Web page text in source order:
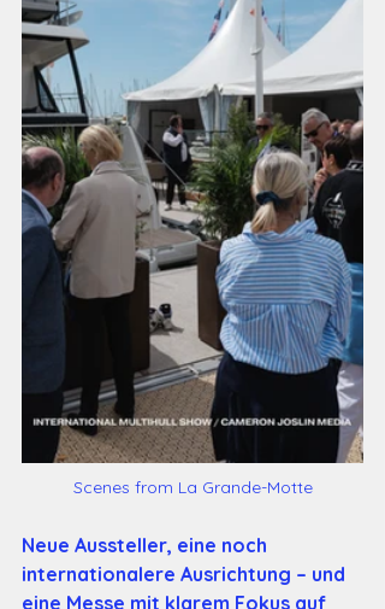
Scenes from La Grande-Motte
Neue Aussteller, eine noch
internationalere Ausrichtung – und
eine Messe mit klarem Fokus auf